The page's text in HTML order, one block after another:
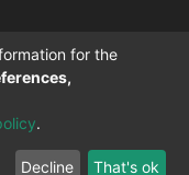
UNITEC
HONDURAS.
for the
.
Decline That's ok